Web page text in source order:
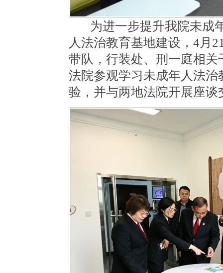
为进一步提升我院未成
人法治教育基地建设， 4月2
带队，行装处、刑一庭相
法院参观学习未成年人法
验，并与两地法院开展座谈